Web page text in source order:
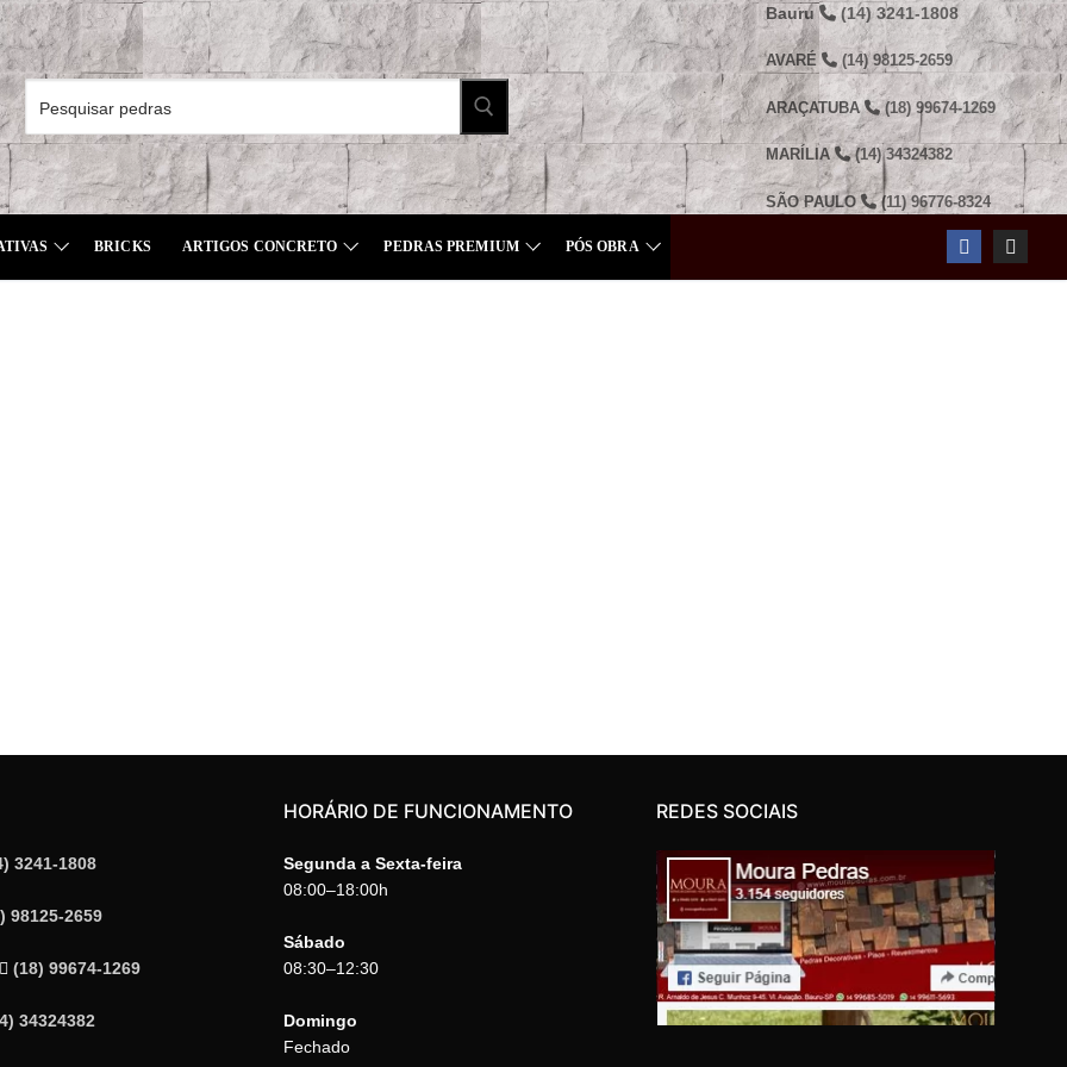
por:
Bauru (14) 3241-1808
AVARÉ (14) 98125-2659
ARAÇATUBA (18) 99674-1269
MARÍLIA (14) 34324382
SÃO PAULO (11) 96776-8324
BRICKS ARTIGOS CONCRETO PEDRAS PREMIUM PÓS OBRA
3241-1808
98125-2659
(18) 99674-1269
34324382
HORÁRIO DE FUNCIONAMENTO
Segunda a Sexta-feira
08:00–18:00h
Sábado
08:30–12:30
Domingo
Fechado
REDES SOCIAIS